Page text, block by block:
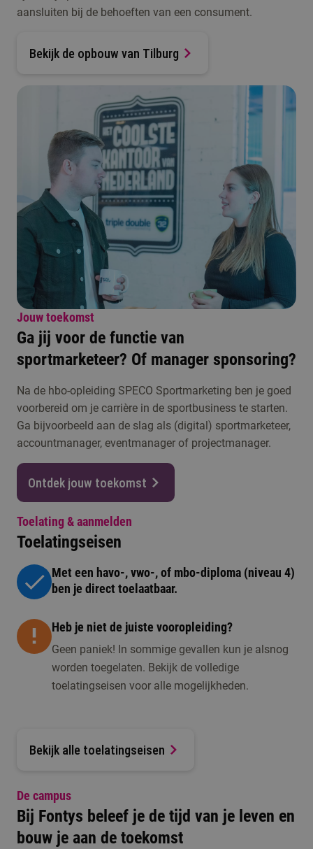
aansluiten bij de behoeften van een consument.
Bekijk de opbouw van Tilburg
Jouw toekomst
Ga jij voor de functie van
sportmarketeer? Of manager sponsoring?
Na de hbo-opleiding SPECO Sportmarketing ben je goed
voorbereid om je carrière in de sportbusiness te starten.
Ga bijvoorbeeld aan de slag als (digital) sportmarketeer,
accountmanager, eventmanager of projectmanager.
Ontdek jouw toekomst
Toelating & aanmelden
Toelatingseisen
Met een havo-, vwo-, of mbo-diploma (niveau 4)
ben je direct toelaatbaar.
Heb je niet de juiste vooropleiding?
Geen paniek! In sommige gevallen kun je alsnog
worden toegelaten. Bekijk de volledige
toelatingseisen voor alle mogelijkheden.
Bekijk alle toelatingseisen
De campus
Bij Fontys beleef je de tijd van je leven en
bouw je aan de toekomst